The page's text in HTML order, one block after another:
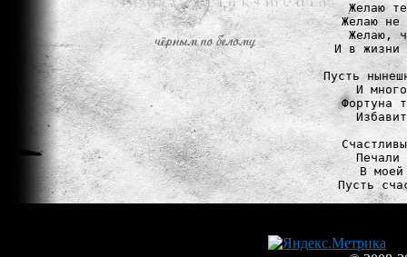
Желаю
Желаю не
Желаю,
И в жизни
Пусть
И
Фортуна
Печали
В